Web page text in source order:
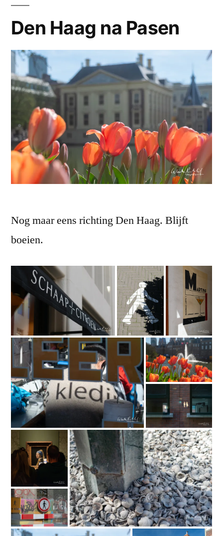
Den Haag na Pasen
Nog maar eens richting Den Haag. Blijft
boeien.